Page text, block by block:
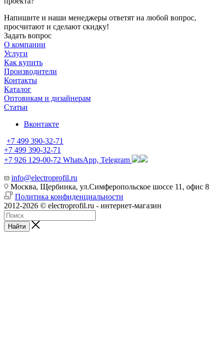
Напишите и наши менеджеры ответят на любой вопрос,
просчитают и сделают скидку!
Задать вопрос
О компании
Услуги
Как купить
Производители
Контакты
Каталог
Оптовикам и дизайнерам
Статьи
Вконтакте
+7 499 390-32-71
+7 499 390-32-71
+7 926 129-00-72 WhatsApp, Telegram
info@electroprofil.ru
Москва, Щербинка, ул.Симферопольское шоссе 11, офис 8
Политика конфиденциальности
2012-2026 © electroprofil.ru - интернет-магазин
Найти